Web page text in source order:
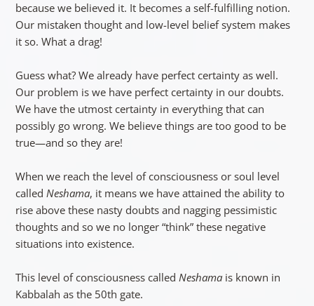
because we believed it. It becomes a self-fulfilling notion.
Our mistaken thought and low-level belief system makes
it so. What a drag!
Guess what? We already have perfect certainty as well.
Our problem is we have perfect certainty in our doubts.
We have the utmost certainty in everything that can
possibly go wrong. We believe things are too good to be
true—and so they are!
When we reach the level of consciousness or soul level
called Neshama, it means we have attained the ability to
rise above these nasty doubts and nagging pessimistic
thoughts and so we no longer “think” these negative
situations into existence.
This level of consciousness called Neshamais known in
Kabbalah as the 50th gate.